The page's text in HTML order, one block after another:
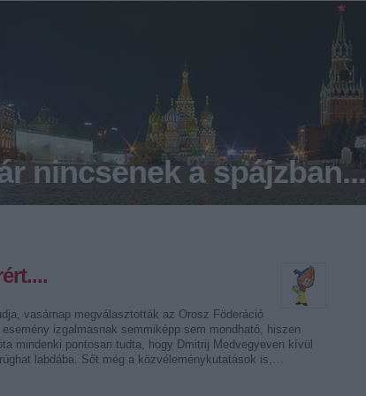
nincsenek a spájzban...
vasárnap megválasztották az Orosz Föderáció
izgalmasnak semmiképp sem mondható, hiszen
mindenki pontosan tudta, hogy Dmitrij Medvegyeven kívül
labdába. Sőt még a közvéleménykutatások is,…